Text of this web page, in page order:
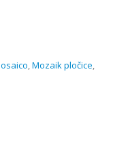
,Mozaik pločice,